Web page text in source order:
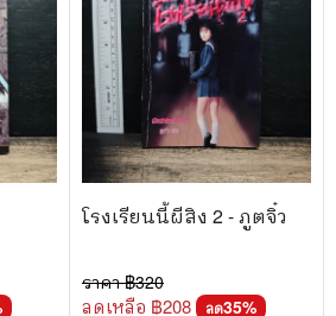
โรงเรียนนี้ผีสิง 2 - ภูตจิ๋ว
ราคา ฿320
ลดเหลือ ฿208 ลด35%